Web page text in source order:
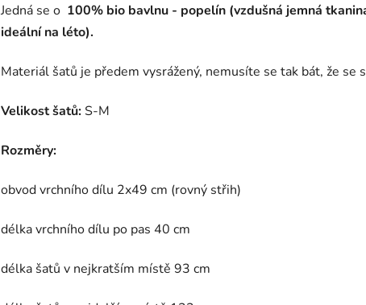
Jedná se o 100% bio bavlnu - popelín (vzdušná jemná
ideální na léto).
Materiál šatů je předem vysrážený, nemusíte se tak bát, že se
Velikost šatů:S-M
Rozměry:
obvod vrchního dílu 2x49 cm (rovný střih)
délka vrchního dílu po pas 40 cm
délka šatů v nejkratším místě 93 cm